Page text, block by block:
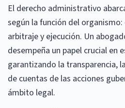
El derecho administrativo
según la función del
arbitraje y ejecución. Un
desempeña un papel crucial en
garantizando la transparencia,
de cuentas de las acciones
ámbito legal.